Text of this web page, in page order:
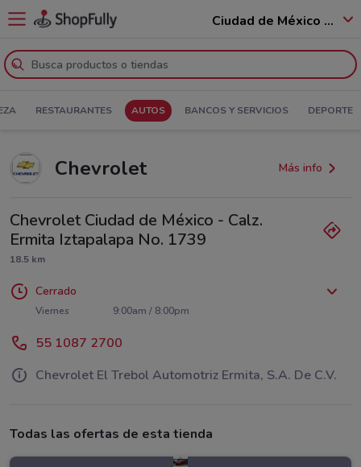
Ciudad de México - 12400
RESTAURANTES AUTOS BANCOS Y SERVICIOS DEPORTE
Chevrolet Más info
Chevrolet Ciudad de México - Calz.
Ermita Iztapalapa No. 1739
18.5 km
Cerrado
Viernes 9:00am / 8:00pm
55 1087 2700
Chevrolet El Trebol Automotriz Ermita, S.A. De C.V.
Todas las ofertas de esta tienda